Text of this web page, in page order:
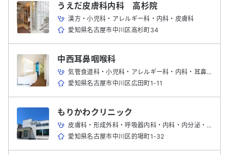
うえだ皮膚科内科 高杉院
漢方・小児科・アレルギー科・内科・皮膚科
愛知県名古屋市中川区高杉町34
中西耳鼻咽喉科
気管食道科・小児科・アレルギー科・内科・耳鼻咽喉科
愛知県名古屋市中川区広田町1-11
もりかわクリニック
皮膚科・形成外科・呼吸器内科・内科・内分泌・代謝内科・泌尿器科
愛知県名古屋市中川区的場町1-32